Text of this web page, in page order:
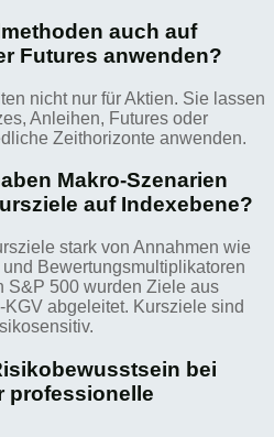
auch auf
Futures anwenden?
nicht nur für Aktien. Sie lassen
Anleihen, Futures oder
Zeithorizonte anwenden.
Makro-Szenarien
auf Indexebene?
stark von Annahmen wie
Bewertungsmultiplikatoren
S&P 500 wurden Ziele aus
abgeleitet. Kursziele sind
bei
professionelle